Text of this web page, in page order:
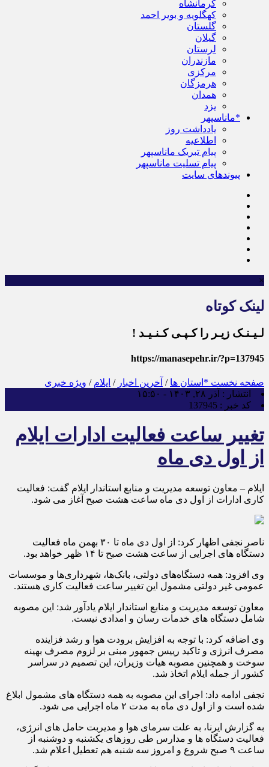
کرمانشاه
کهگلویه و بویر احمد
گلستان
گیلان
لرستان
مازندران
مرکزی
هرمزگان
همدان
یزد
*ماناسپهر
یادداشت روز
اطلاعیه
پیام تبریک ماناسپهر
پیام تسلیت ماناسپهر
پیوندهای سایت
×
لینک کوتاه
لـیـنـک زیـر را کـپـی کـنـیـد !
https://manasepehr.ir/?p=137945
صفحه نخست *استان ها / آخرین اخبار / ایلام / ویژه خبری
انتشار : آذر ۲۸, ۱۴۰۳ - ۱۵:۵۰
کد خبر : 137945
تغییر ساعت فعالیت ادارات ایلام
از اول دی ماه
ایلام – معاون توسعه مدیریت و منابع استاندار ایلام گفت: فعالیت
کاری ادارات از اول دی ماه ساعت هشت صبح آغاز می شود.
ناصر نجفی اظهار کرد: از اول دی ماه تا ۳۰ بهمن ماه فعالیت
دستگاه های اجرایی از ساعت هشت صبح تا ۱۴ ظهر خواهد بود.
وی افزود: همه دستگاه‌های دولتی، بانک‌ها، شهرداری‌ها و موسسات
عمومی غیر دولتی مشمول این تغییر ساعت فعالیت کاری هستند.
معاون توسعه مدیریت و منابع استاندار ایلام یادآور شد: این مصوبه
شامل دستگاه های خدمات رسان و امدادی نیست.
وی اضافه کرد: با توجه به افزایش برودت هوا و رشد فزاینده
مصرف انرژی و تاکید رییس جمهور مبنی بر لزوم مصرف بهینه
سوخت و همچنین مصوبه هیات وزیران، این تصمیم در سراسر
کشور از جمله ایلام اتخاذ شد.
نجفی ادامه داد: اجرای این مصوبه به همه دستگاه های مشمول ابلاغ
شده است و از اول دی ماه به مدت ۲ ماه اجرایی می شود.
به گزارش ایرنا، به علت سرمای هوا و مدیربت حامل های انرژی،
فعالیت دستگاه ها و مدارس طی روزهای یکشنبه و دوشنبه از
ساعت ۹ صبح شروع و امروز سه شنبه هم تعطیل اعلام شد.